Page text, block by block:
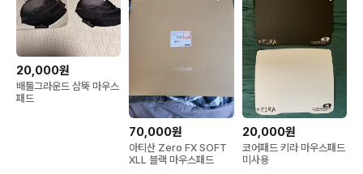
20,000원
배툴그라운드 삼뚝 마우스
패드
70,000원
아티산 Zero FX SOFT
XLL 블랙 마우스패드
20,000원
코어패드 키라 마우스패드
미사용